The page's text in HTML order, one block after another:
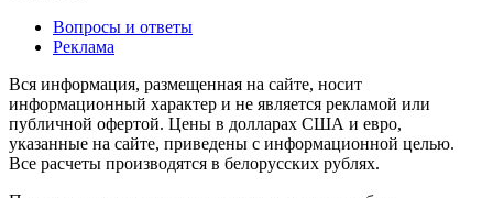
Вопросы и ответы
Реклама
Вся информация, размещенная на сайте, носит
информационный характер и не является рекламой или
публичной офертой. Цены в долларах США и евро,
указанные на сайте, приведены с информационной целью.
Все расчеты производятся в белорусских рублях.